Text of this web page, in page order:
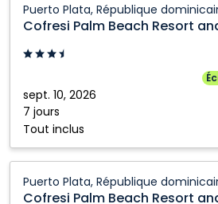
Puerto Plata, République
Cofresi Palm Beach Resort
sept. 10, 2026
7 jours
Tout inclus
Palm
Beach
Resort
Spa:
Puerto
Plata,
République
Puerto Plata, République
Cofresi Palm Beach Resort
Palm